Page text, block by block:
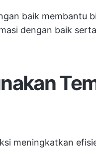
baik membantu
dengan baik
meningkatkan